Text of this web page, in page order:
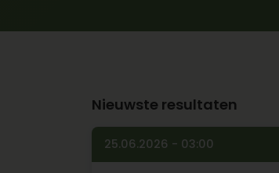
Nieuwste resultaten
25.06.2026 - 03:00